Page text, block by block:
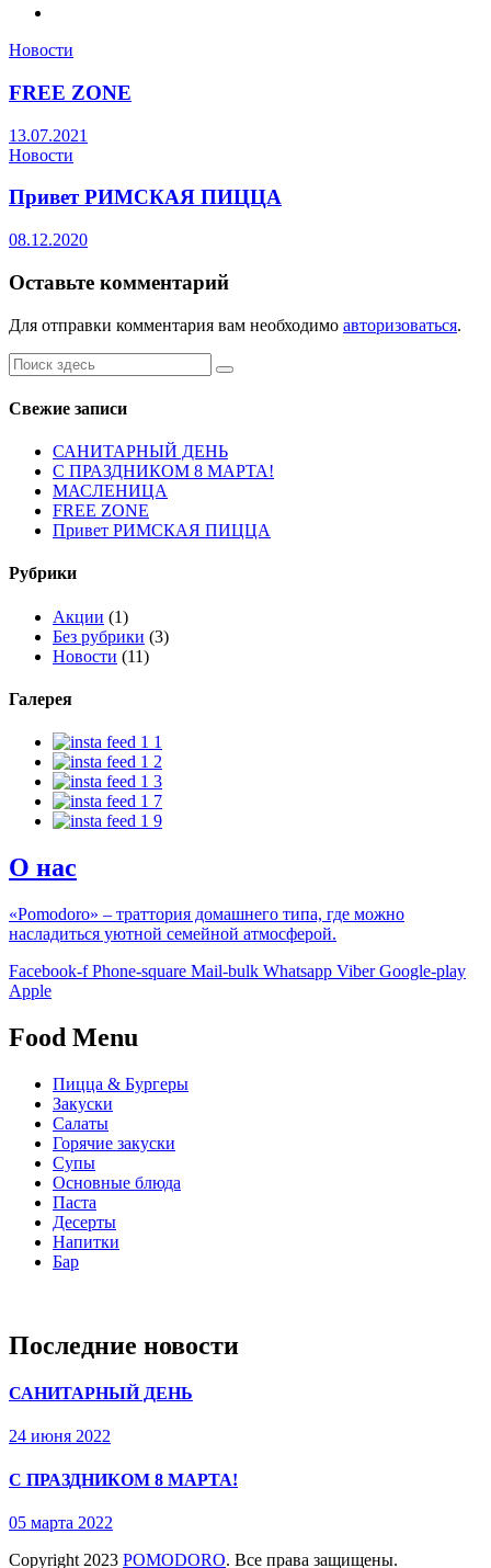
Новости
FREE ZONE
13.07.2021
Новости
Привет РИМСКАЯ ПИЦЦА
08.12.2020
Оставьте комментарий
Для отправки комментария вам необходимо авторизоваться.
Свежие записи
САНИТАРНЫЙ ДЕНЬ
С ПРАЗДНИКОМ 8 МАРТА!
МАСЛЕНИЦА
FREE ZONE
Привет РИМСКАЯ ПИЦЦА
Рубрики
Акции (1)
Без рубрики (3)
Новости (11)
Галерея
О нас
«Pomodoro» – траттория домашнего типа, где можно
насладиться уютной семейной атмосферой.
Facebook-f Phone-square Mail-bulk Whatsapp Viber Google-play
Apple
Food Menu
Пицца & Бургеры
Закуски
Салаты
Горячие закуски
Супы
Основные блюда
Паста
Десерты
Напитки
Бар
Последние новости
САНИТАРНЫЙ ДЕНЬ
24 июня 2022
С ПРАЗДНИКОМ 8 МАРТА!
05 марта 2022
Copyright 2023 POMODORO. Все права защищены.